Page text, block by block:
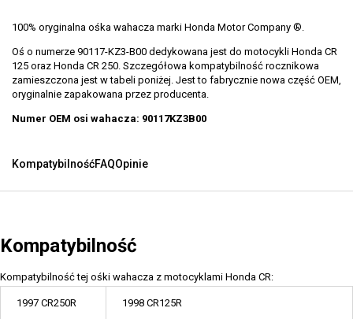
100% oryginalna ośka wahacza marki Honda Motor Company ®.
Oś o numerze 90117-KZ3-B00 dedykowana jest do motocykli Honda CR
125 oraz Honda CR 250. Szczegółowa kompatybilność rocznikowa
zamieszczona jest w tabeli poniżej. Jest to fabrycznie nowa część OEM,
oryginalnie zapakowana przez producenta.
Numer OEM osi wahacza: 90117KZ3B00
KompatybilnośćFAQOpinie
Kompatybilność
Kompatybilność tej ośki wahacza z motocyklami Honda CR:
1997 CR250R 1998 CR125R